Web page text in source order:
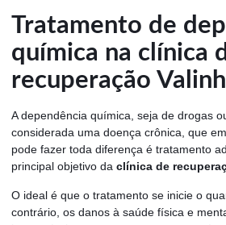
Tratamento de
química na clínica
recuperação
A dependência química, seja de drogas
considerada uma doença crônica, que
pode fazer toda diferença é tratamento
principal objetivo da clínica de
O ideal é que o tratamento se inicie o
contrário, os danos à saúde física e